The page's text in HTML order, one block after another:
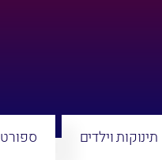
תינוקות וילדים